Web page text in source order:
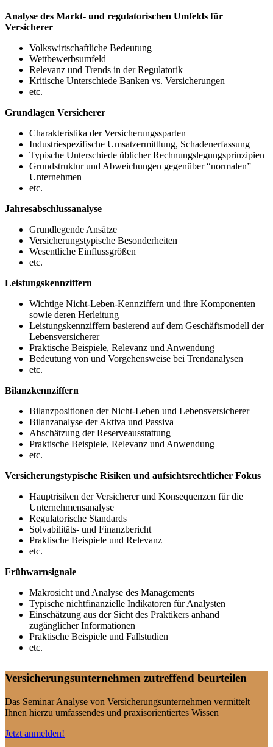
Analyse des Markt- und regulatorischen Umfelds für
Versicherer
Volkswirtschaftliche Bedeutung
Wettbewerbsumfeld
Relevanz und Trends in der Regulatorik
Kritische Unterschiede Banken vs. Versicherungen
etc.
Grundlagen Versicherer
Charakteristika der Versicherungssparten
Industriespezifische Umsatzermittlung, Schadenerfassung
Typische Unterschiede üblicher Rechnungslegungsprinzipien
Grundstruktur und Abweichungen gegenüber “normalen”
Unternehmen
etc.
Jahresabschlussanalyse
Grundlegende Ansätze
Versicherungstypische Besonderheiten
Wesentliche Einflussgrößen
etc.
Leistungskennziffern
Wichtige Nicht-Leben-Kennziffern und ihre Komponenten
sowie deren Herleitung
Leistungskennziffern basierend auf dem Geschäftsmodell der
Lebensversicherer
Praktische Beispiele, Relevanz und Anwendung
Bedeutung von und Vorgehensweise bei Trendanalysen
etc.
Bilanzkennziffern
Bilanzpositionen der Nicht-Leben und Lebensversicherer
Bilanzanalyse der Aktiva und Passiva
Abschätzung der Reserveausstattung
Praktische Beispiele, Relevanz und Anwendung
etc.
Versicherungstypische Risiken und aufsichtsrechtlicher Fokus
Hauptrisiken der Versicherer und Konsequenzen für die
Unternehmensanalyse
Regulatorische Standards
Solvabilitäts- und Finanzbericht
Praktische Beispiele und Relevanz
etc.
Frühwarnsignale
Makrosicht und Analyse des Managements
Typische nichtfinanzielle Indikatoren für Analysten
Einschätzung aus der Sicht des Praktikers anhand
zugänglicher Informationen
Praktische Beispiele und Fallstudien
etc.
Versicherungsunternehmen zutreffend beurteilen
Das Seminar Analyse von Versicherungsunternehmen vermittelt
Ihnen hierzu umfassendes und praxisorientiertes Wissen
Jetzt anmelden!